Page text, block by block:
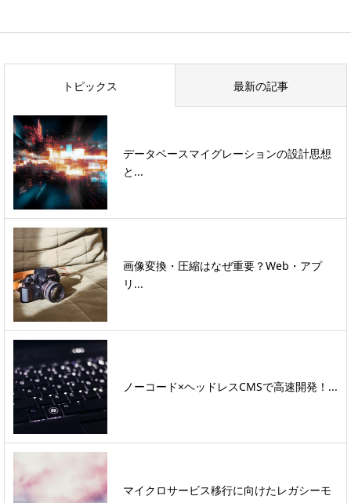
トピックス 最新の記事
データベースマイグレーションの設計思想
と...
画像変換・圧縮はなぜ重要？Web・アプ
リ...
ノーコード×ヘッドレスCMSで高速開発！...
マイクロサービス移行に向けたレガシーモ